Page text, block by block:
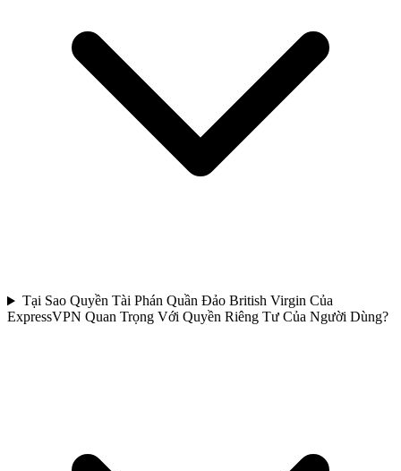
Tại Sao Quyền Tài Phán Quần Đảo British Virgin Của
ExpressVPN Quan Trọng Với Quyền Riêng Tư Của Người Dùng?